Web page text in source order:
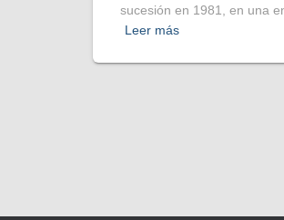
sucesión en 1981, en una
Leer más